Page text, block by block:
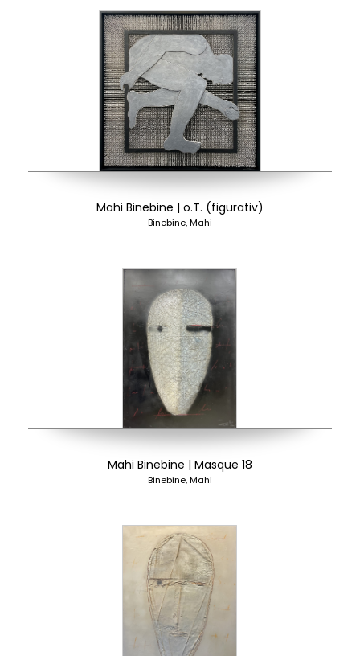
Mahi Binebine | o.T. (figurativ)
Binebine, Mahi
Mahi Binebine | Masque 18
Binebine, Mahi